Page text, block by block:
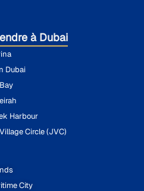
à Dubai
Dubai
Harbour
Circle (JVC)
City